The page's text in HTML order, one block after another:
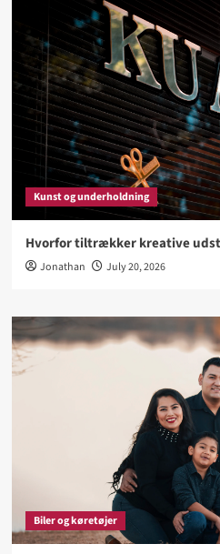
Kunst og underholdning
Hvorfor tiltrækker kreative
Jonathan July 20, 2026
Biler og køretøjer